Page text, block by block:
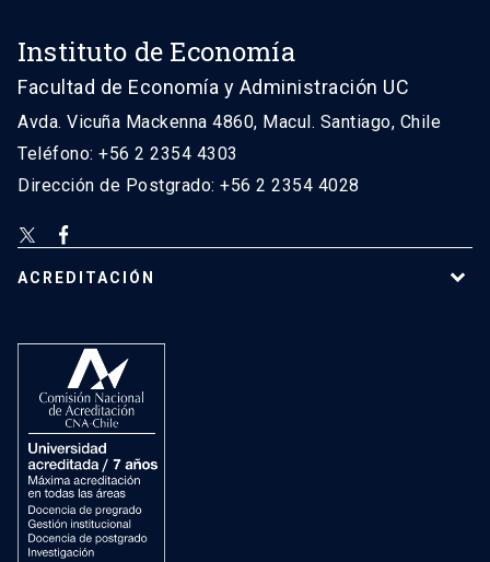
Instituto de Economía
Facultad de Economía y Administración UC
Avda. Vicuña Mackenna 4860, Macul. Santiago, Chile
Teléfono: +56 2 2354 4303
Dirección de Postgrado: +56 2 2354 4028
ACREDITACIÓN